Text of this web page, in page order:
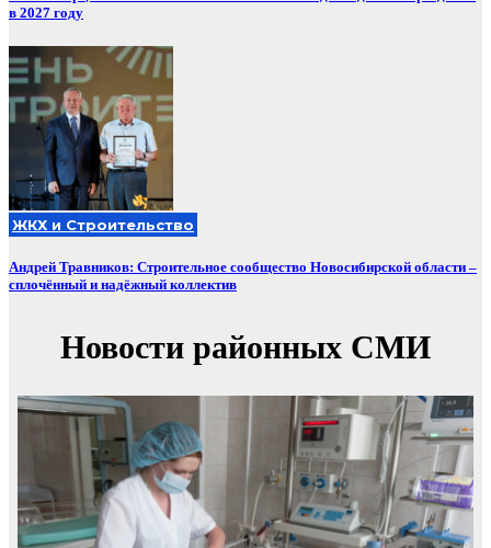
в 2027 году
ЖКХ и Строительство
Андрей Травников: Строительное сообщество Новосибирской области –
сплочённый и надёжный коллектив